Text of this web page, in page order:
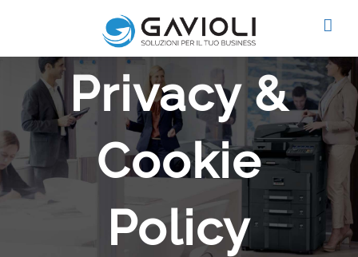
contenuto
Privacy &
Cookie
Policy